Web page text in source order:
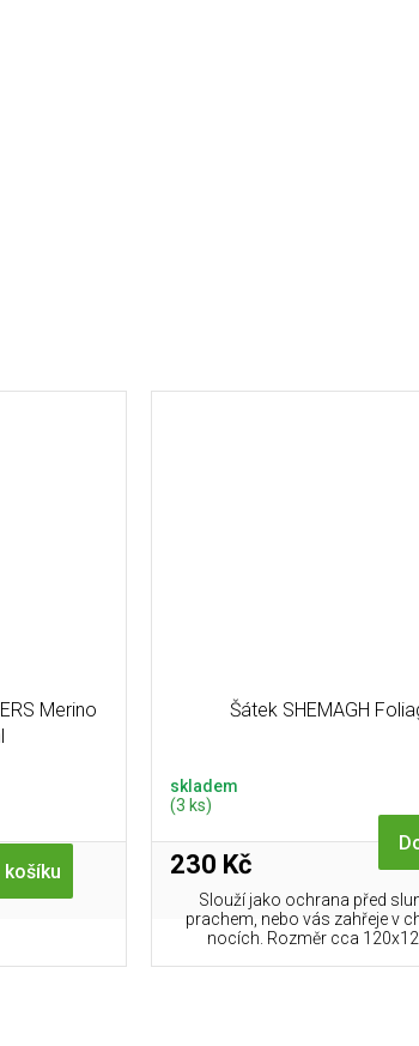
Merino
košíku
Šátek SHEMAGH
skladem
(3 ks)
230 Kč
Slouží jako ochrana před
prachem, nebo vás zahřeje v
nocích. Rozměr cca